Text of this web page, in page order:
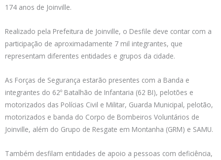
174 anos de Joinville.
Realizado pela Prefeitura de Joinville, o Desfile deve contar com a
participação de aproximadamente 7 mil integrantes, que
representam diferentes entidades e grupos da cidade.
As Forças de Segurança estarão presentes com a Banda e
integrantes do 62º Batalhão de Infantaria (62 BI), pelotões e
motorizados das Polícias Civil e Militar, Guarda Municipal, pelotão,
motorizados e banda do Corpo de Bombeiros Voluntários de
Joinville, além do Grupo de Resgate em Montanha (GRM) e SAMU.
Também desfilam entidades de apoio a pessoas com deficiência,